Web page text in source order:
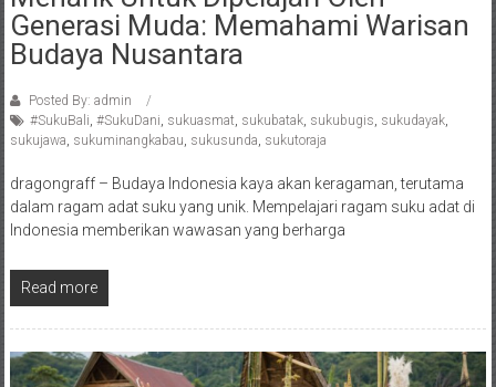
Generasi Muda: Memahami Warisan
Budaya Nusantara
Posted By: admin
#SukuBali, #SukuDani, sukuasmat, sukubatak, sukubugis, sukudayak,
sukujawa, sukuminangkabau, sukusunda, sukutoraja
dragongraff – Budaya Indonesia kaya akan keragaman, terutama
dalam ragam adat suku yang unik. Mempelajari ragam suku adat di
Indonesia memberikan wawasan yang berharga
Read more